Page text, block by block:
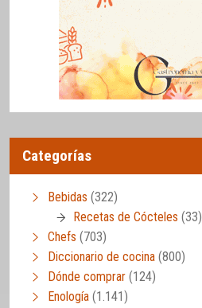
Categorías
Bebidas (322)
Recetas de Cócteles (33)
Chefs (703)
Diccionario de cocina (800)
Dónde comprar (124)
Enología (1.141)